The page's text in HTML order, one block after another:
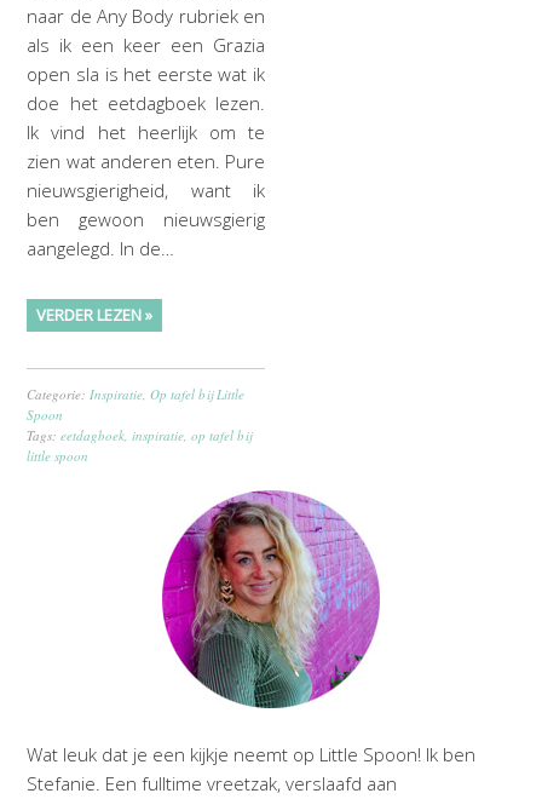
naar de Any Body rubriek en
als ik een keer een Grazia
open sla is het eerste wat ik
doe het eetdagboek lezen.
Ik vind het heerlijk om te
zien wat anderen eten. Pure
nieuwsgierigheid, want ik
ben gewoon nieuwsgierig
aangelegd. In de…
VERDER LEZEN »
Categorie: Inspiratie ,Op tafel bij Little
Spoon
Tags:eetdagboek ,inspiratie ,op tafel bij
little spoon
Wat leuk dat je een kijkje neemt op Little Spoon! Ik ben
Stefanie. Een fulltime vreetzak, verslaafd aan